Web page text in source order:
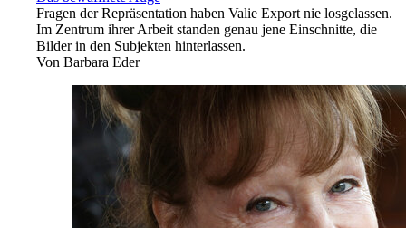
Fragen der Repräsentation haben Valie Export nie losgelassen.
Im Zentrum ihrer Arbeit standen genau jene Einschnitte, die
Bilder in den Subjekten hinterlassen.
Von Barbara Eder